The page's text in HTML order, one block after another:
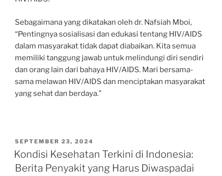
Sebagaimana yang dikatakan oleh dr. Nafsiah Mboi,
“Pentingnya sosialisasi dan edukasi tentang HIV/AIDS
dalam masyarakat tidak dapat diabaikan. Kita semua
memiliki tanggung jawab untuk melindungi diri sendiri
dan orang lain dari bahaya HIV/AIDS. Mari bersama-
sama melawan HIV/AIDS dan menciptakan masyarakat
yang sehat dan berdaya.”
POSTED
ON
SEPTEMBER 23, 2024
Kondisi Kesehatan Terkini di Indonesia:
Berita Penyakit yang Harus Diwaspadai